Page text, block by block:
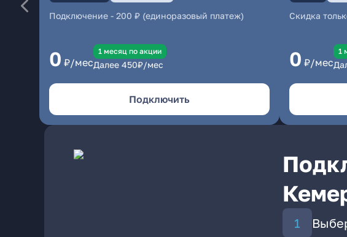
Подключение - 200 ₽ (единоразовый платеж)
0 ₽/мес
1 месяц по акции
Далее 450₽/мес
Подключить
Скидка
0 ₽/мес
1